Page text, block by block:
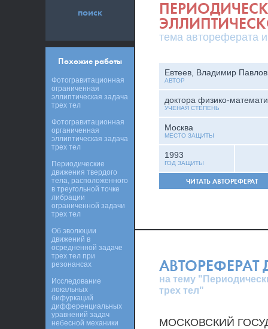
тема автореферата
Евтеев, Владимир
АВТОР
доктора физико-
УЧЕНАЯ СТЕПЕНЬ
Москва
МЕСТО ЗАЩИТЫ
1993
ГОД ЗАЩИТЫ
ЧИТАТЬ АВТОРЕФЕРАТ
АВТОРЕФЕРАТ
на тему
трех тел"
МОСКОВСКИЙ
поиск
Похожие работы
Фотогравитационная
ограниченная
эллиптическая задача
трех тел
Фотогравитационная
органиченная
эллиптическая задача
трех тел
Периодические
движения твердого
тела, расположенного
в треугольной точке
либрации
ограниченной задачи
трех тел
Об эволюции
движений в
осредненной задаче
трех тел при
резонансах
Исследование
локальных
бифуркаций
дифференциальных
уравнений задач
небесной механики